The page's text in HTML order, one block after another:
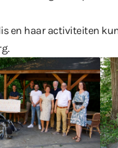
en haar activiteiten
.